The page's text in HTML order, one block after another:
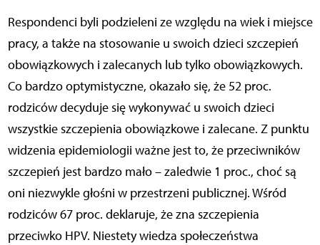
Respondenci byli podzieleni ze względu na wiek i miejsce
pracy, a także na stosowanie u swoich dzieci szczepień
obowiązkowych i zalecanych lub tylko obowiązkowych.
Co bardzo optymistyczne, okazało się, że 52 proc.
rodziców decyduje się wykonywać u swoich dzieci
wszystkie szczepienia obowiązkowe i zalecane. Z punktu
widzenia epidemiologii ważne jest to, że przeciwników
szczepień jest bardzo mało – zaledwie 1 proc., choć są
oni niezwykle głośni w przestrzeni publicznej. Wśród
rodziców 67 proc. deklaruje, że zna szczepienia
przeciwko HPV. Niestety wiedza społeczeństwa